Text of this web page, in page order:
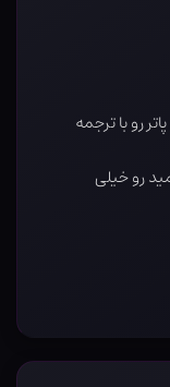
رو با ترجمه
رو خيلی